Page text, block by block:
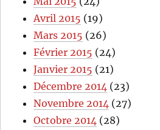
Avril 2015 (19)
Mars 2015 (26)
Février 2015 (24)
Janvier 2015 (21)
Décembre 2014 (23)
Novembre 2014 (27)
Octobre 2014 (28)